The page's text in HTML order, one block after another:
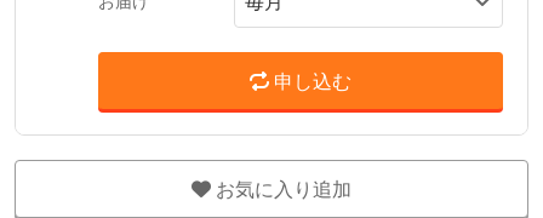
申し込む
お気に入り追加